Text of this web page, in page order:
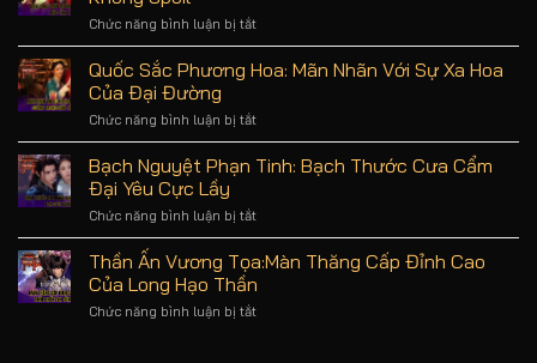
an
hàng
đầu
Chức năng bình luận bị tắt
Tử
Dạ
Quy:
Và
Spoil
Quốc Sắc Phương Hoa: Mãn Nhãn Với Sự Xa Hoa
Của Đại Đường
Chức năng bình luận bị tắt
Quốc
Sắc
Phương
Sự
Bạch Nguyệt Phạn Tinh: Bạch Thước Cưa Cẩm
Đại Yêu Cực Lầy
Chức năng bình luận bị tắt
Bạch
Nguyệt
Phạn
Thần Ấn Vương Tọa:Màn Thăng Cấp Đỉnh Cao
Của Long Hạo Thần
Chức năng bình luận bị tắt